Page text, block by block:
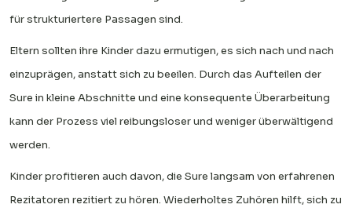
für strukturiertere Passagen sind.
Eltern sollten ihre Kinder dazu ermutigen, es sich nach und nach
einzuprägen, anstatt sich zu beeilen. Durch das Aufteilen der
Sure in kleine Abschnitte und eine konsequente Überarbeitung
kann der Prozess viel reibungsloser und weniger überwältigend
werden.
Kinder profitieren auch davon, die Sure langsam von erfahrenen
Rezitatoren rezitiert zu hören. Wiederholtes Zuhören hilft, sich zu